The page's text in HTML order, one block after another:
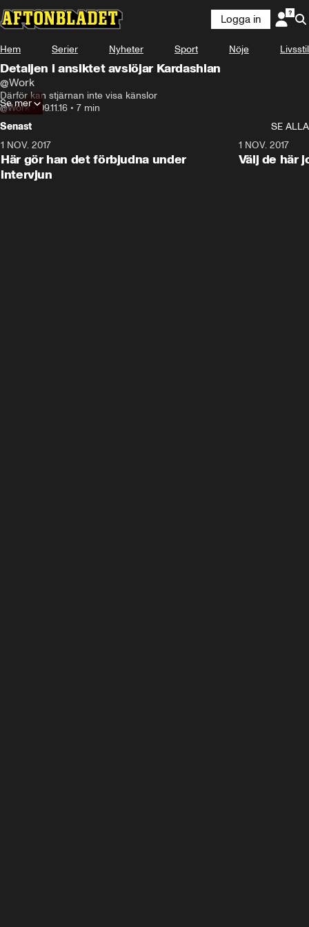
Logga in
Hem Serier Nyheter Sport Nöje Livsstil
Detaljen i ansiktet avslöjar Kardashian
@Work
Därför kan stjärnan inte visa känslor
@Work•09.11.16 • 7 min
Se mer
Senast
SE ALLA
1 NOV. 2017
Här gör han det förbjudna under
intervjun
1 NOV. 2017
Välj de här